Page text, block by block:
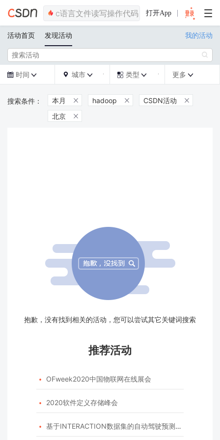
打开App
活动首页 发现活动 我的活动

 时间   城市   类型  更多 
本月  hadoop  CSDN活动 
北京 
抱歉，没有找到相关的活动，您可以尝试其它关键词搜索
推荐活动
 OFweek2020中国物联网在线展会
 2020软件定义存储峰会
 基于INTERACTION数据集的自动驾驶预测模型挑战赛